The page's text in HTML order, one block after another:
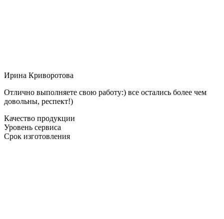
Ирина Криворотова
Отлично выполняете свою работу:) все остались более чем
довольны, респект!)
Качество продукции
Уровень сервиса
Срок изготовления